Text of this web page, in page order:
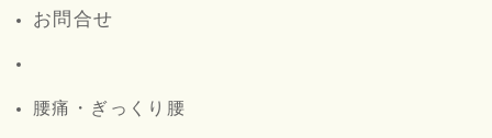
お問合せ
腰痛・ぎっくり腰